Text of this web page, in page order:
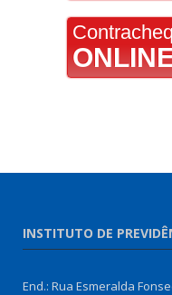
INSTITUTO DE
End.: Rua Esmeralda